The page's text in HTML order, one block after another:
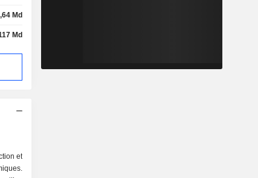
Md
Md
et